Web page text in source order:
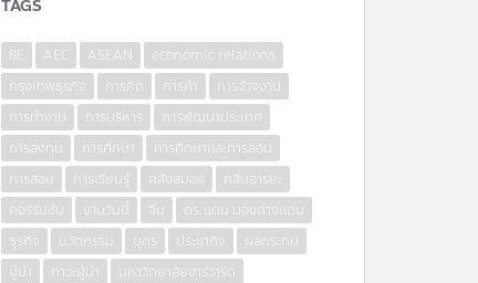
TAGS
8E AEC ASEAN
economic relations
กรุงเทพธุรกิจ
การคิด การค้า
การจ้างงาน
การทำงาน
การบริหาร
การพัฒนาประเทศ
การลงทุน
การศึกษา
การศึกษาและการสอน
การสอน
การเรียนรู้ คลังสมอง
คลื่นอารยะ
คอร์รัปชั่น
งานวันนี้ จีน
ดร.แดน มองต่างแดน
ธุรกิจ
นวัตกรรม บุตร ประชากิจ
ผลกระทบ
ผู้นำ
ภาวะผู้นำ
มหาวิทยาลัยฮาร์วาร์ด